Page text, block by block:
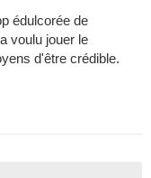
édulcorée de
voulu jouer le
d'être crédible.